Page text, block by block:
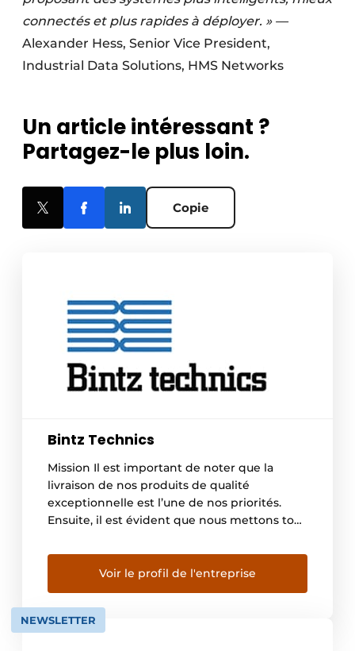
connectés et plus rapides à déployer. » —
Alexander Hess, Senior Vice President,
Industrial Data Solutions, HMS Networks
Un article intéressant ?
Partagez-le plus loin.
Copie
Bintz Technics
Mission Il est important de noter que la
livraison de nos produits de qualité
exceptionnelle est l’une de nos priorités.
Ensuite, il est évident que nous mettons tout
répondre à toute demande ou besoin de nos
collaborateurs. Le bon déroulement des
services proposés par notre entreprise reste
[…]
Voir le profil de l'entreprise
NEWSLETTER